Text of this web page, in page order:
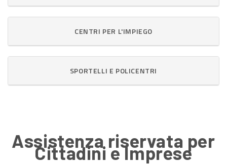
CENTRI PER L'IMPIEGO
SPORTELLI E POLICENTRI
Assistenza riservata per
Cittadini e Imprese